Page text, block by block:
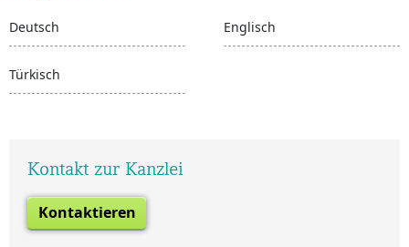
Deutsch Englisch
Türkisch
Kontakt zur Kanzlei
Kontaktieren